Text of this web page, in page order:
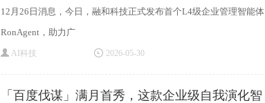
12月26日消息，今日，融和科技正式发布首个L4级企业管理智能体
RonAgent，助力广
AI科技 2026-05-30
「百度伐谋」满月首秀，这款企业级自我演化智